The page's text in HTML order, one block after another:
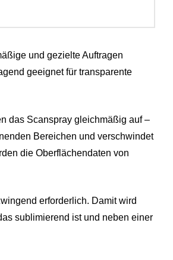
und gezielte Auftragen
geeignet für transparente
das Scanspray gleichmäßig auf –
Bereichen und verschwindet
die Oberflächendaten von
erforderlich. Damit wird
sublimierend ist und neben einer